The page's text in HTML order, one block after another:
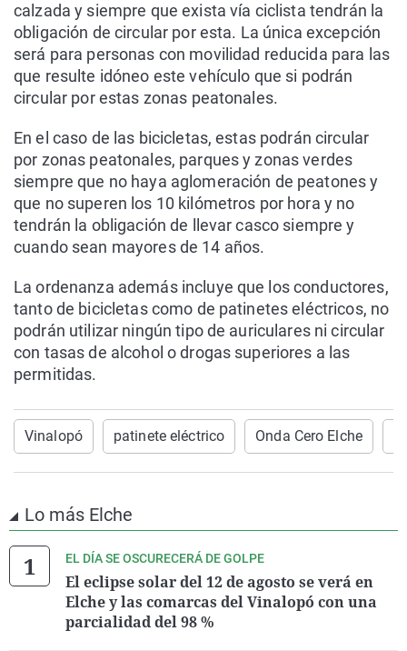
calzada y siempre que exista vía ciclista tendrán la
obligación de circular por esta. La única excepción
será para personas con movilidad reducida para las
que resulte idóneo este vehículo que si podrán
circular por estas zonas peatonales.
En el caso de las bicicletas, estas podrán circular
por zonas peatonales, parques y zonas verdes
siempre que no haya aglomeración de peatones y
que no superen los 10 kilómetros por hora y no
tendrán la obligación de llevar casco siempre y
cuando sean mayores de 14 años.
La ordenanza además incluye que los conductores,
tanto de bicicletas como de patinetes eléctricos, no
podrán utilizar ningún tipo de auriculares ni circular
con tasas de alcohol o drogas superiores a las
permitidas.
Vinalopó patinete eléctrico Onda Cero Elche
Lo más Elche
EL DÍA SE OSCURECERÁ DE GOLPE
El eclipse solar del 12 de agosto se verá en
Elche y las comarcas del Vinalopó con una
parcialidad del 98 %